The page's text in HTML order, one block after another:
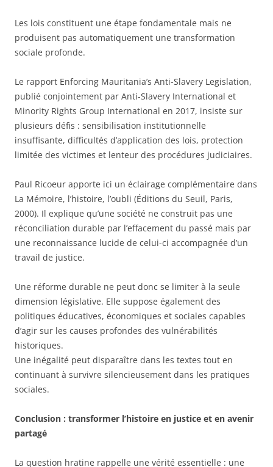
Les lois constituent une étape fondamentale mais ne
produisent pas automatiquement une transformation
sociale profonde.
Le rapport Enforcing Mauritania’s Anti-Slavery Legislation,
publié conjointement par Anti-Slavery International et
Minority Rights Group International en 2017, insiste sur
plusieurs défis : sensibilisation institutionnelle
insuffisante, difficultés d’application des lois, protection
limitée des victimes et lenteur des procédures judiciaires.
Paul Ricoeur apporte ici un éclairage complémentaire dans
La Mémoire, l’histoire, l’oubli (Éditions du Seuil, Paris,
2000). Il explique qu’une société ne construit pas une
réconciliation durable par l’effacement du passé mais par
une reconnaissance lucide de celui-ci accompagnée d’un
travail de justice.
Une réforme durable ne peut donc se limiter à la seule
dimension législative. Elle suppose également des
politiques éducatives, économiques et sociales capables
d’agir sur les causes profondes des vulnérabilités
historiques.
Une inégalité peut disparaître dans les textes tout en
continuant à survivre silencieusement dans les pratiques
sociales.
Conclusion : transformer l’histoire en justice et en avenir
partagé
La question hratine rappelle une vérité essentielle : une